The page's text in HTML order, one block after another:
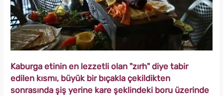
Kaburga etinin en lezzetli olan "zırh" diye tabir
edilen kısmı, büyük bir bıçakla çekildikten
sonrasında şiş yerine kare şeklindeki boru üzerinde